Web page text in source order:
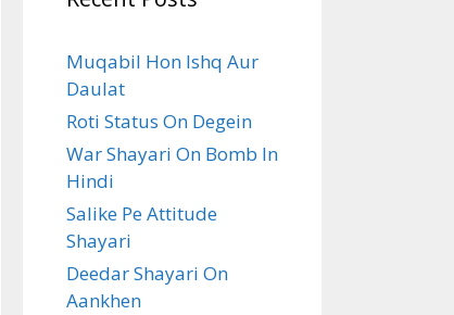
Muqabil Hon Ishq Aur
Daulat
Roti Status On Degein
War Shayari On Bomb In
Hindi
Salike Pe Attitude
Shayari
Deedar Shayari On
Aankhen